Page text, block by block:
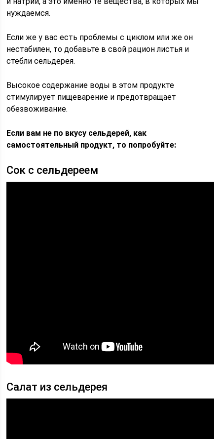
нуждаемся.
Если же у вас есть проблемы с циклом или же он
нестабилен, то добавьте в свой рацион листья и
стебли сельдерея.
Высокое содержание воды в этом продукте
стимулирует пищеварение и предотвращает
обезвоживание.
Если вам не по вкусу сельдерей, как
самостоятельный продукт, то попробуйте:
Сок с сельдереем
Салат из сельдерея